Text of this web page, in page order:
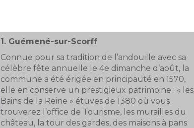
1. Guémené-sur-Scorff
Connue pour sa tradition de l’andouille avec sa
célèbre fête annuelle le 4e dimanche d’août, la
commune a été érigée en principauté en 1570,
elle en conserve un prestigieux patrimoine : « les
Bains de la Reine » étuves de 1380 où vous
trouverez l’office de Tourisme, les murailles du
château, la tour des gardes, des maisons à pans